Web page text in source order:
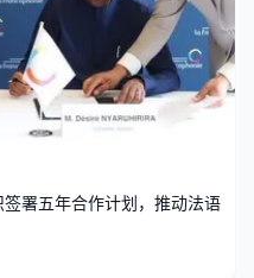
署五年合作计划，推动法语